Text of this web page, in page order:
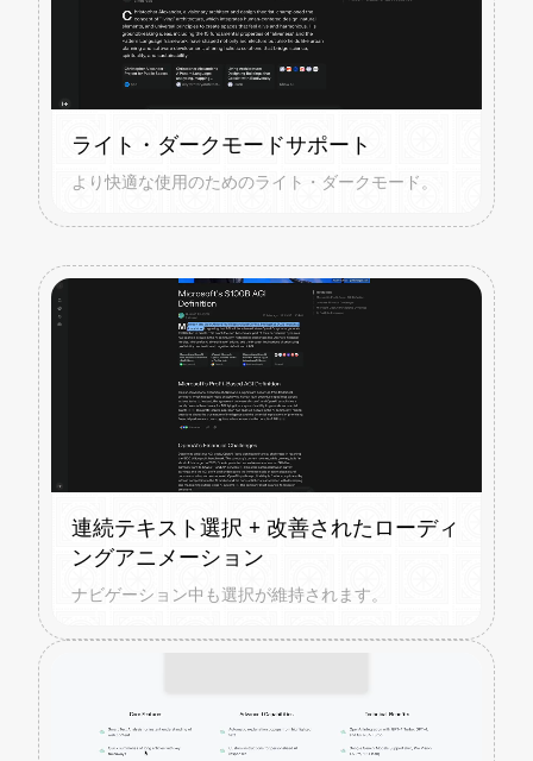
ライト・ダークモードサポート
より快適な使用のためのライト・ダークモード。
連続テキスト選択 + 改善されたローディ
ングアニメーション
ナビゲーション中も選択が維持されます。